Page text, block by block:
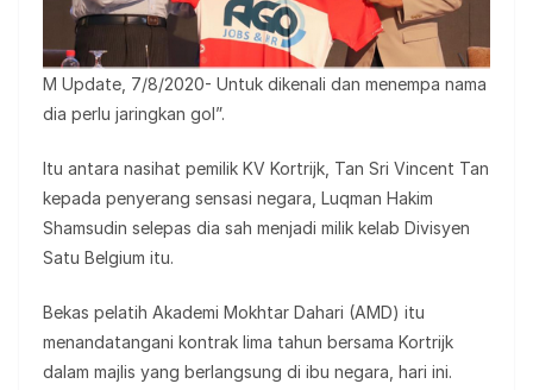
M Update, 7/8/2020- Untuk dikenali dan menempa nama
dia perlu jaringkan gol”.
Itu antara nasihat pemilik KV Kortrijk, Tan Sri Vincent Tan
kepada penyerang sensasi negara, Luqman Hakim
Shamsudin selepas dia sah menjadi milik kelab Divisyen
Satu Belgium itu.
Bekas pelatih Akademi Mokhtar Dahari (AMD) itu
menandatangani kontrak lima tahun bersama Kortrijk
dalam majlis yang berlangsung di ibu negara, hari ini.